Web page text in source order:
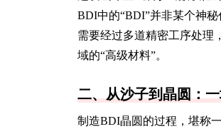
BDI中的“BDI”并非某个神
需要经过多道精密工序处理
域的“高级材料”。
二、从沙子到晶圆：
制造BDI晶圆的过程，堪称